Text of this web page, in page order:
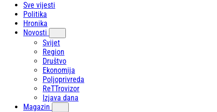
Sve vijesti
Politika
Hronika
Novosti
Svijet
Region
Društvo
Ekonomija
Poljoprivreda
ReTTrovizor
Izjava dana
Magazin